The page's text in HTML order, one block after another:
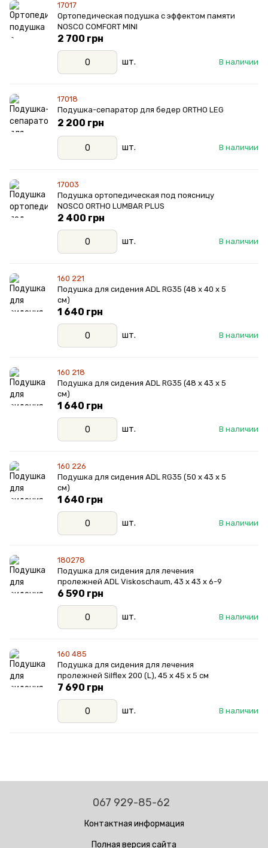
17017
Ортопедическая подушка с эффектом памяти
NOSCO COMFORT MINI
В наличии
2 700 грн
шт.
17018
Подушка-сепаратор для бедер ORTHO LEG
В наличии
2 200 грн
шт.
17003
Подушка ортопедическая под поясницу
NOSCO ORTHO LUMBAR PLUS
В наличии
2 400 грн
шт.
160 221
Подушка для сидения ADL RG35 (48 x 40 x 5
см)
В наличии
1 640 грн
шт.
160 218
Подушка для сидения ADL RG35 (48 x 43 x 5
см)
В наличии
1 640 грн
шт.
160 226
Подушка для сидения ADL RG35 (50 x 43 x 5
см)
В наличии
1 640 грн
шт.
180278
Подушка для сидения для лечения
пролежней ADL Viskoschaum, 43 x 43 x 6-9
В наличии
6 590 грн
шт.
160 485
Подушка для сидения для лечения
пролежней Silflex 200 (L), 45 x 45 x 5 см
В наличии
7 690 грн
шт.
067 929-85-62
Контактная информация
Полная версия сайта